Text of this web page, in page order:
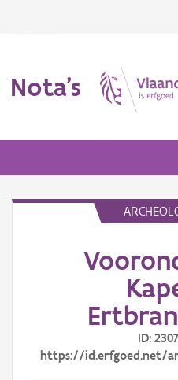
Nota's
ID:
https://id.erfgoed.net/